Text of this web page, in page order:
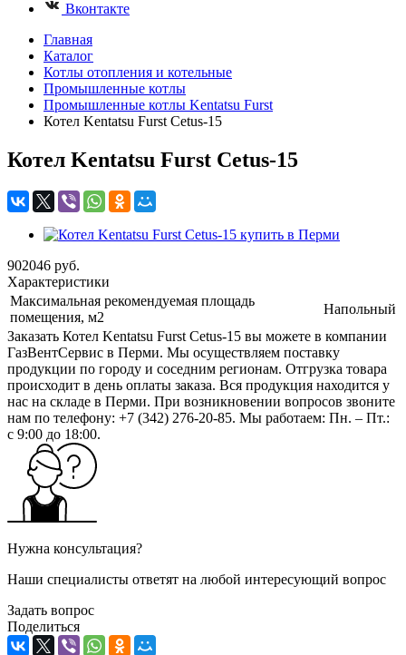
Вконтакте
Главная
Каталог
Котлы отопления и котельные
Промышленные котлы
Промышленные котлы Kentatsu Furst
Котел Kentatsu Furst Cetus-15
Котел Kentatsu Furst Cetus-15
902046 руб.
Характеристики
Максимальная рекомендуемая площадь
помещения, м2
Напольный
Заказать Котел Kentatsu Furst Cetus-15 вы можете в компании
ГазВентСервис в Перми. Мы осуществляем поставку
продукции по городу и соседним регионам. Отгрузка товара
происходит в день оплаты заказа. Вся продукция находится у
нас на складе в Перми. При возникновении вопросов звоните
нам по телефону: +7 (342) 276-20-85. Мы работаем: Пн. – Пт.:
с 9:00 до 18:00.
Нужна консультация?
Наши специалисты ответят на любой интересующий вопрос
Задать вопрос
Поделиться